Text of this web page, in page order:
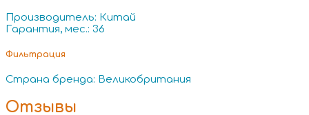
Производитель: Китай
Гарантия, мес.: 36
Фильтрация
Страна бренда: Великобритания
Отзывы